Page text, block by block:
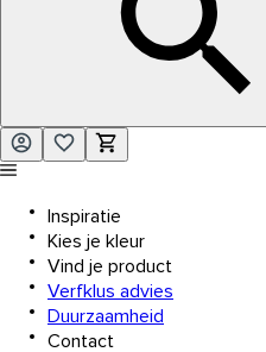
Inspiratie
Kies je kleur
Vind je product
Verfklus advies
Duurzaamheid
Contact